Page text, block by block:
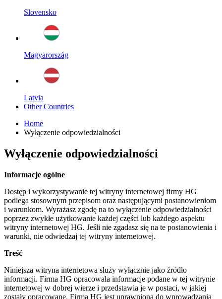
Slovensko
Magyarország
Latvia
Other Countries
Home
Wyłączenie odpowiedzialności
Wyłączenie odpowiedzialności
Informacje ogólne
Dostęp i wykorzystywanie tej witryny internetowej firmy HG
podlega stosownym przepisom oraz następującymi postanowieniom
i warunkom. Wyrażasz zgodę na to wyłączenie odpowiedzialności
poprzez zwykłe użytkowanie każdej części lub każdego aspektu
witryny internetowej HG. Jeśli nie zgadasz się na te postanowienia i
warunki, nie odwiedzaj tej witryny internetowej.
Treść
Niniejsza witryna internetowa służy wyłącznie jako źródło
informacji. Firma HG opracowała informacje podane w tej witrynie
internetowej w dobrej wierze i przedstawia je w postaci, w jakiej
zostały opracowane. Firma HG jest uprawniona do wprowadzania